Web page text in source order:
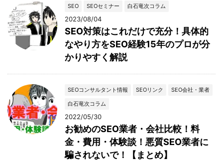
SEO SEOセミナー 白石竜次コラム
2023/08/04
SEO対策はこれだけで充分！具体的
なやり方をSEO経験15年のプロが分
かりやすく解説
SEOコンサルタント情報 SEOリンク
SEO会社・業者
白石竜次コラム
2022/05/30
お勧めのSEO業者・会社比較！料
金・費用・体験談！悪質SEO業者に
騙されないで！【まとめ】